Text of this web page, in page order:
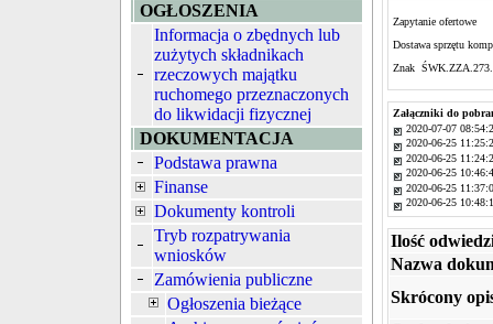
OGŁOSZENIA
Informacja o zbędnych lub
zużytych składnikach
rzeczowych majątku
ruchomego przeznaczonych
do likwidacji fizycznej
DOKUMENTACJA
Podstawa prawna
Finanse
Dokumenty kontroli
Tryb rozpatrywania
wniosków
Zamówienia publiczne
Ogłoszenia bieżące
Zapytanie ofertowe
Dostawa sprzętu
Znak
Załączniki do
2020-07-07
2020-06-25
2020-06-25
2020-06-25
2020-06-25
2020-06-25
Ilość
Nazwa
Skrócony